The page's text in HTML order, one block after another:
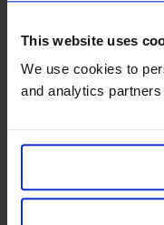
This website uses
We use cookies to
and analytics